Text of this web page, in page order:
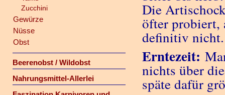
Zucchini
Gewürze
Nüsse
Obst
Beerenobst / Wildobst
Nahrungsmittel-Allerlei
Die
öfter probiert,
definitiv nicht.
Erntezeit:
nichts über
späte dafür